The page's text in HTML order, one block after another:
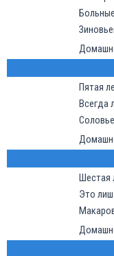
Пятая
Всегда
Шестая
Это